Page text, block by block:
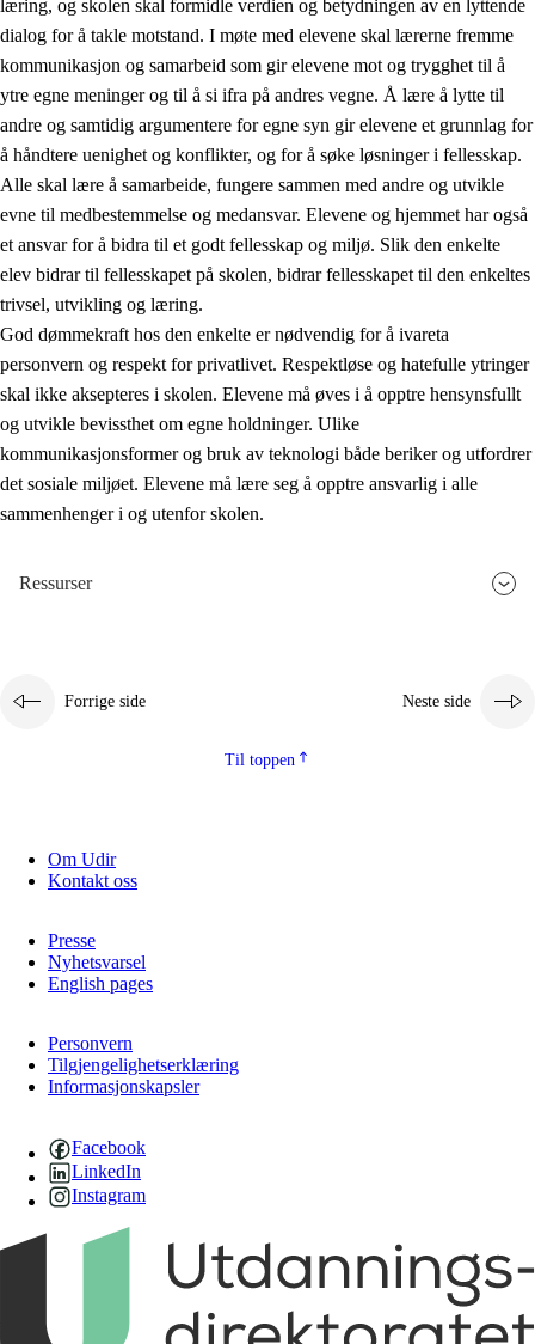
2.3 Grunnleggende ferdigheter
2.4 Å lære å lære
Tverrfaglige temaer
læring, og skolen skal formidle verdien og betydningen av en lyttende
dialog for å takle motstand. I møte med elevene skal lærerne fremme
kommunikasjon og samarbeid som gir elevene mot og trygghet til å
ytre egne meninger og til å si ifra på andres vegne. Å lære å lytte til
andre og samtidig argumentere for egne syn gir elevene et grunnlag for
å håndtere uenighet og konflikter, og for å søke løsninger i fellesskap.
Alle skal lære å samarbeide, fungere sammen med andre og utvikle
evne til medbestemmelse og medansvar. Elevene og hjemmet har også
et ansvar for å bidra til et godt fellesskap og miljø. Slik den enkelte
elev bidrar til fellesskapet på skolen, bidrar fellesskapet til den enkeltes
trivsel, utvikling og læring.
God dømmekraft hos den enkelte er nødvendig for å ivareta
personvern og respekt for privatlivet. Respektløse og hatefulle ytringer
skal ikke aksepteres i skolen. Elevene må øves i å opptre hensynsfullt
og utvikle bevissthet om egne holdninger. Ulike
kommunikasjonsformer og bruk av teknologi både beriker og utfordrer
det sosiale miljøet. Elevene må lære seg å opptre ansvarlig i alle
sammenhenger i og utenfor skolen.
Ressurser
Forrige side Neste side
Til toppen
Om Udir
Kontakt oss
Presse
Nyhetsvarsel
English pages
Personvern
Tilgjengelighetserklæring
Informasjonskapsler
Facebook
LinkedIn
Instagram